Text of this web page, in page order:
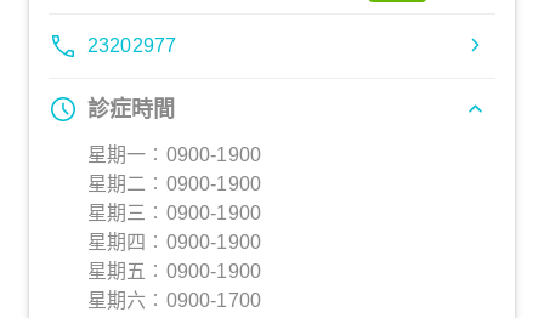
23202977
診症時間
星期一︰0900-1900
星期二︰0900-1900
星期三︰0900-1900
星期四︰0900-1900
星期五︰0900-1900
星期六︰0900-1700